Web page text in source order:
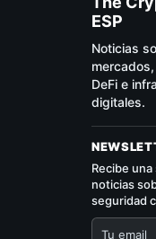
ESP
Noticias
DeFi e
digitales.
Recibe
noticias
seguridad